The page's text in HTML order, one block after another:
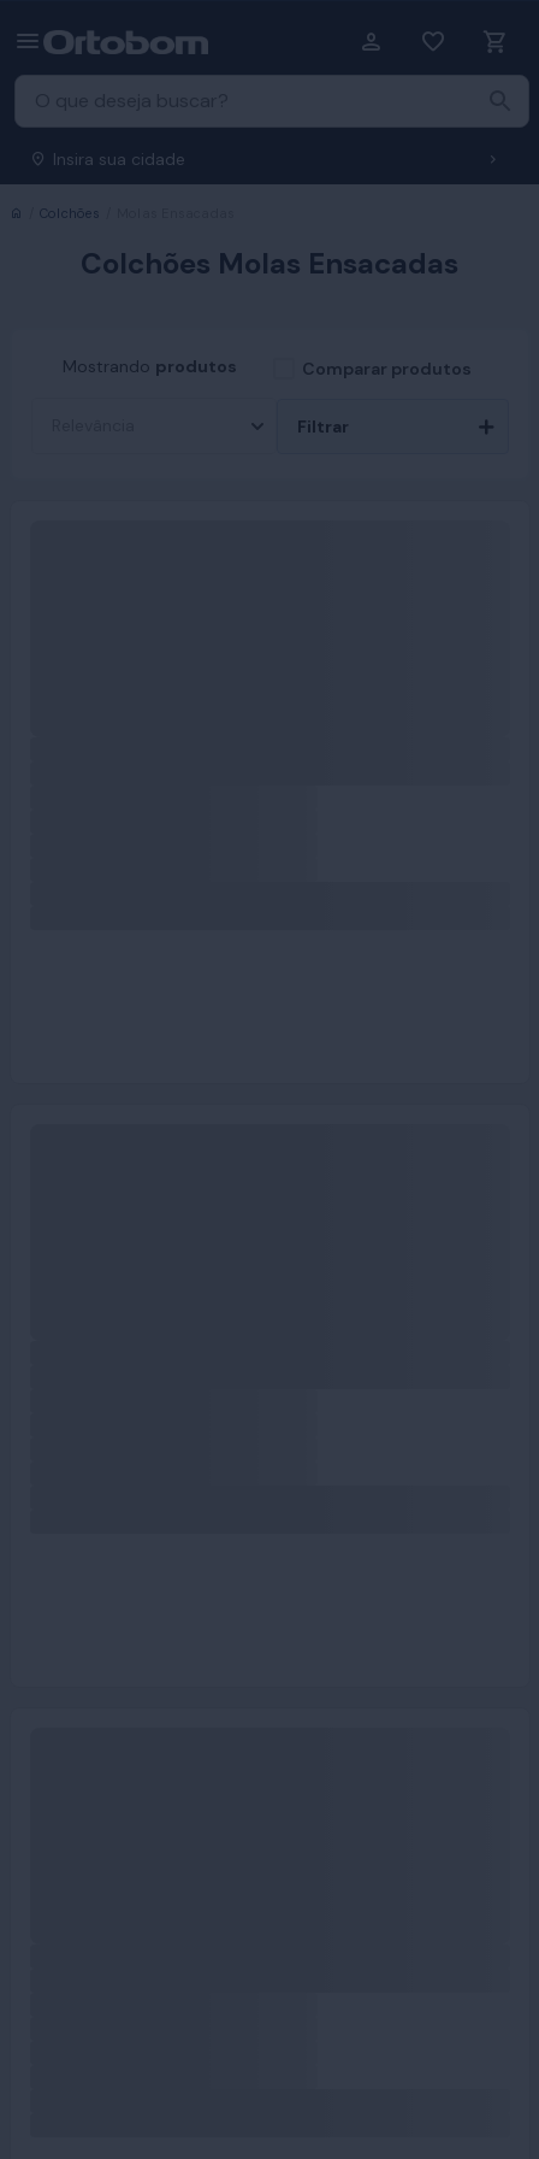
Insira sua cidade
Início
Colchões
Colchões Molas Ensacadas
Mostrando produtos Comparar produtos
Filtrar